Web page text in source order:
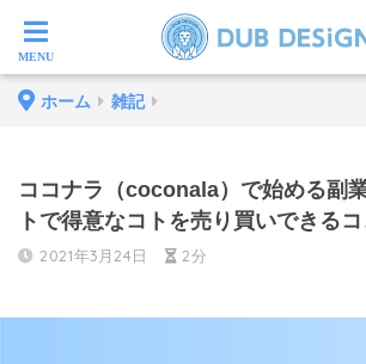
ホーム 雑記
ココナラ（coconala）で始める副
トで得意なコトを売り買いできる
2021年3月24日 2分